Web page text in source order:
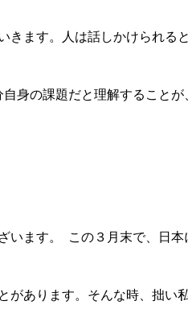
ます。人は話しかけられる
身の課題だと理解することが
ます。 この３月末で、日
あります。そんな時、拙い